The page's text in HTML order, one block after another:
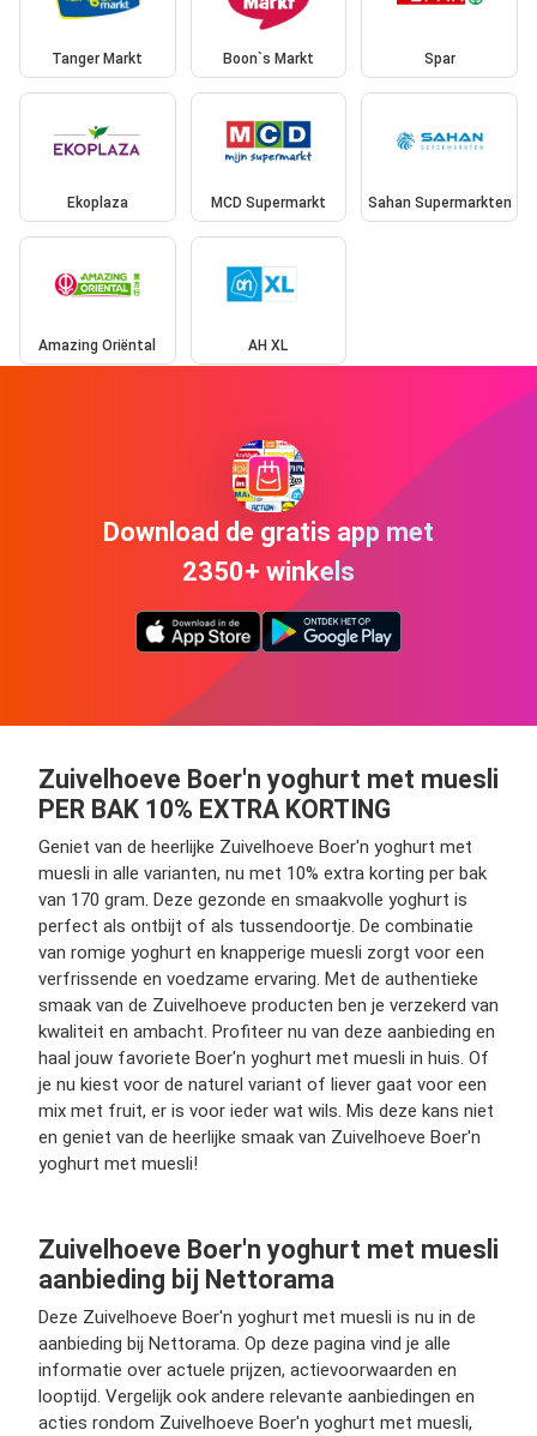
Tanger Markt Boon`s Markt Spar
Ekoplaza MCD Supermarkt Sahan Supermarkten
Amazing Oriëntal AH XL
Download de gratis app met
2350+ winkels
Zuivelhoeve Boer'n yoghurt met muesli
PER BAK 10% EXTRA KORTING
Geniet van de heerlijke Zuivelhoeve Boer'n yoghurt met
muesli in alle varianten, nu met 10% extra korting per bak
van 170 gram. Deze gezonde en smaakvolle yoghurt is
perfect als ontbijt of als tussendoortje. De combinatie
van romige yoghurt en knapperige muesli zorgt voor een
verfrissende en voedzame ervaring. Met de authentieke
smaak van de Zuivelhoeve producten ben je verzekerd van
kwaliteit en ambacht. Profiteer nu van deze aanbieding en
haal jouw favoriete Boer'n yoghurt met muesli in huis. Of
je nu kiest voor de naturel variant of liever gaat voor een
mix met fruit, er is voor ieder wat wils. Mis deze kans niet
en geniet van de heerlijke smaak van Zuivelhoeve Boer'n
yoghurt met muesli!
Zuivelhoeve Boer'n yoghurt met muesli
aanbieding bij Nettorama
Deze Zuivelhoeve Boer'n yoghurt met muesli is nu in de
aanbieding bij Nettorama. Op deze pagina vind je alle
informatie over actuele prijzen, actievoorwaarden en
looptijd. Vergelijk ook andere relevante aanbiedingen en
acties rondom Zuivelhoeve Boer'n yoghurt met muesli,